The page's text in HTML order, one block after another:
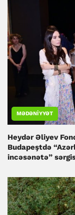
MƏDƏNIYYƏT
Heydər Əliyev
Budapeştdə
incəsənətə”